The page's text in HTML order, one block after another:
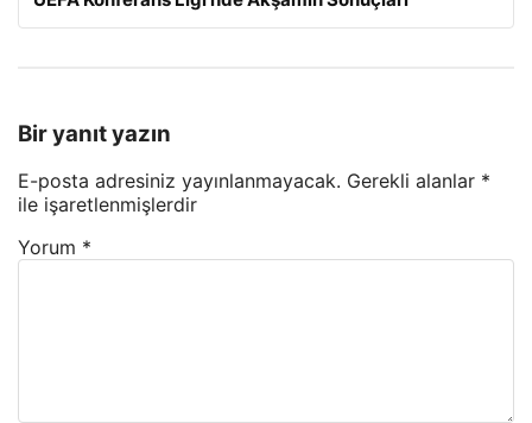
Bir yanıt yazın
E-posta adresiniz yayınlanmayacak. Gerekli alanlar *
ile işaretlenmişlerdir
Yorum *